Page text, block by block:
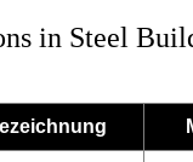
in Steel